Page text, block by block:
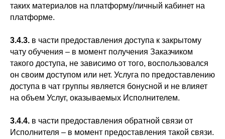
таких материалов на платформу/личный кабинет на
платформе.
3.4.3. в части предоставления доступа к закрытому
чату обучения – в момент получения Заказчиком
такого доступа, не зависимо от того, воспользовался
он своим доступом или нет. Услуга по предоставлению
доступа в чат группы является бонусной и не влияет
на объем Услуг, оказываемых Исполнителем.
3.4.4. в части предоставления обратной связи от
Исполнителя – в момент предоставления такой связи.